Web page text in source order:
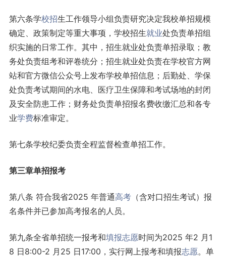
第六条学校招生工作领导小组负责研究决定我校单招规模
确定、政策制定等重大事项，学校招生就业处负责单招组
织实施的日常工作。其中，招生就业处负责单招录取；教
务处负责组考和评卷统分；招生就业处负责在学校官方网
站和官方微信公众号上发布学校单招信息；后勤处、学保
处负责考试期间的水电、医疗卫生保障和考试场地的封闭
及安全防患工作；财务处负责单招报名费收缴汇总和各专
业学费标准审定。
第七条学校纪委负责全程监督检查单招工作。
第三章单招报考
第八条 符合我省2025 年普通高考（含对口招生考试）报
名条件并已参加高考报名的人员。
第九条全省单招统一报考和填报志愿时间为2025 年2 月1
8 日8:00-2 月25 日17:00，实行网上报考和填报志愿。单